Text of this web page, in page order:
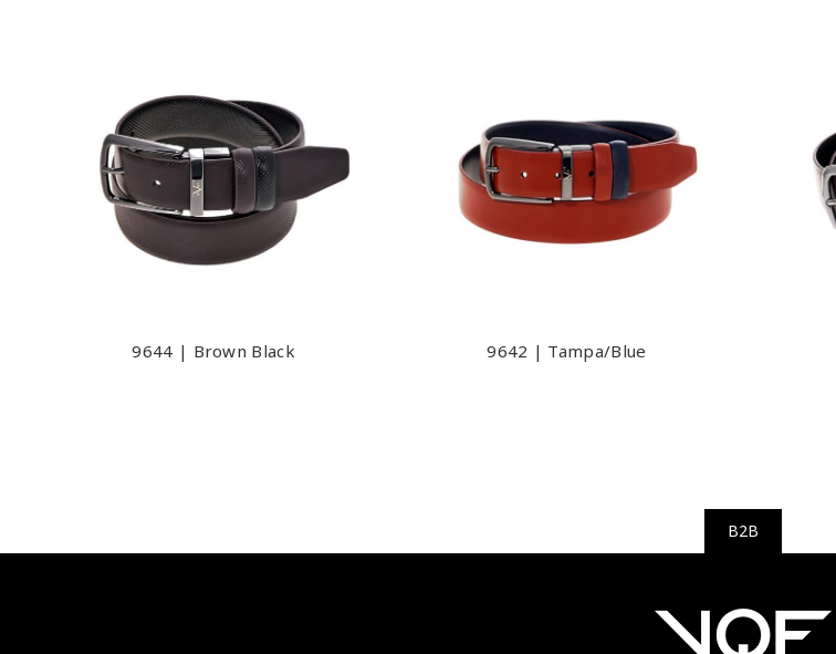
9644 | Brown Black 9642 | Tampa/Blue
B2B